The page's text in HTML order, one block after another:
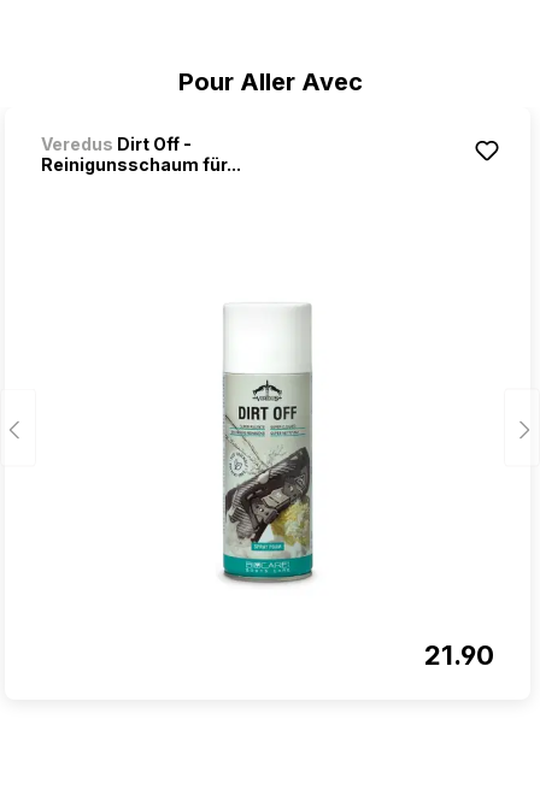
Pour Aller Avec
Veredus Dirt Off -
Reinigunsschaum für...
21.90